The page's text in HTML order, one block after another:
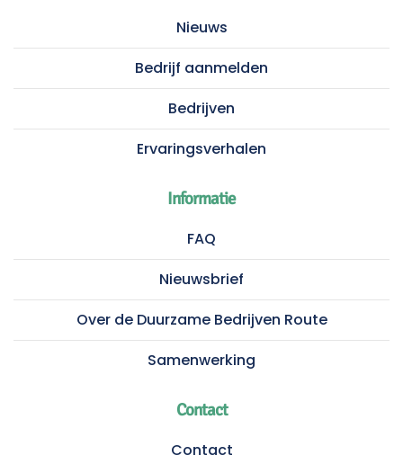
Nieuws
Bedrijf aanmelden
Bedrijven
Ervaringsverhalen
Informatie
FAQ
Nieuwsbrief
Over de Duurzame Bedrijven Route
Samenwerking
Contact
Contact